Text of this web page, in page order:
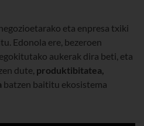
eta enpresa txiki
Edonola ere, bezeroen
aukerak dira beti, eta
dute, produktibitatea,
batzen baititu ekosistema